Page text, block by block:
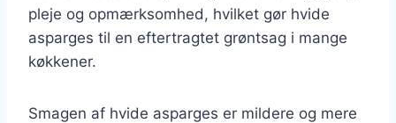
pleje og opmærksomhed, hvilket gør hvide
asparges til en eftertragtet grøntsag i mange
køkkener.
Smagen af hvide asparges er mildere og mere